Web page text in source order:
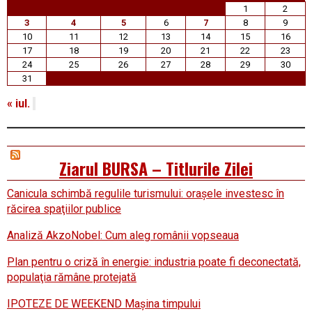
1
2
3
4 5 6 7 8
9
10
11 12 13 14 15
16
17
18 19 20 21 22
23
24
25 26 27 28 29
30
31
« iul.
Ziarul BURSA – Titlurile Zilei
Canicula schimbă regulile turismului: oraşele investesc în
răcirea spaţiilor publice
Analiză AkzoNobel: Cum aleg românii vopseaua
Plan pentru o criză în energie: industria poate fi deconectată,
populaţia rămâne protejată
IPOTEZE DE WEEKEND Maşina timpului